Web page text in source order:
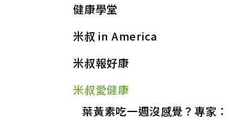
健康學堂
米叔 in America
米叔報好康
米叔愛健康
葉黃素吃一週沒感覺？專家